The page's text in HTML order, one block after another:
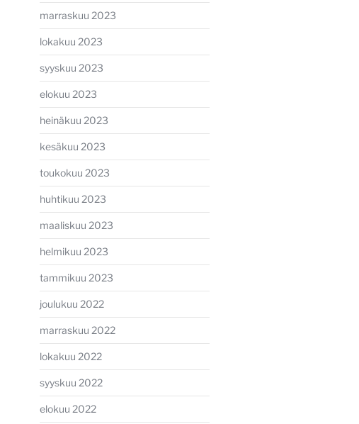
marraskuu 2023
lokakuu 2023
syyskuu 2023
elokuu 2023
heinäkuu 2023
kesäkuu 2023
toukokuu 2023
huhtikuu 2023
maaliskuu 2023
helmikuu 2023
tammikuu 2023
joulukuu 2022
marraskuu 2022
lokakuu 2022
syyskuu 2022
elokuu 2022